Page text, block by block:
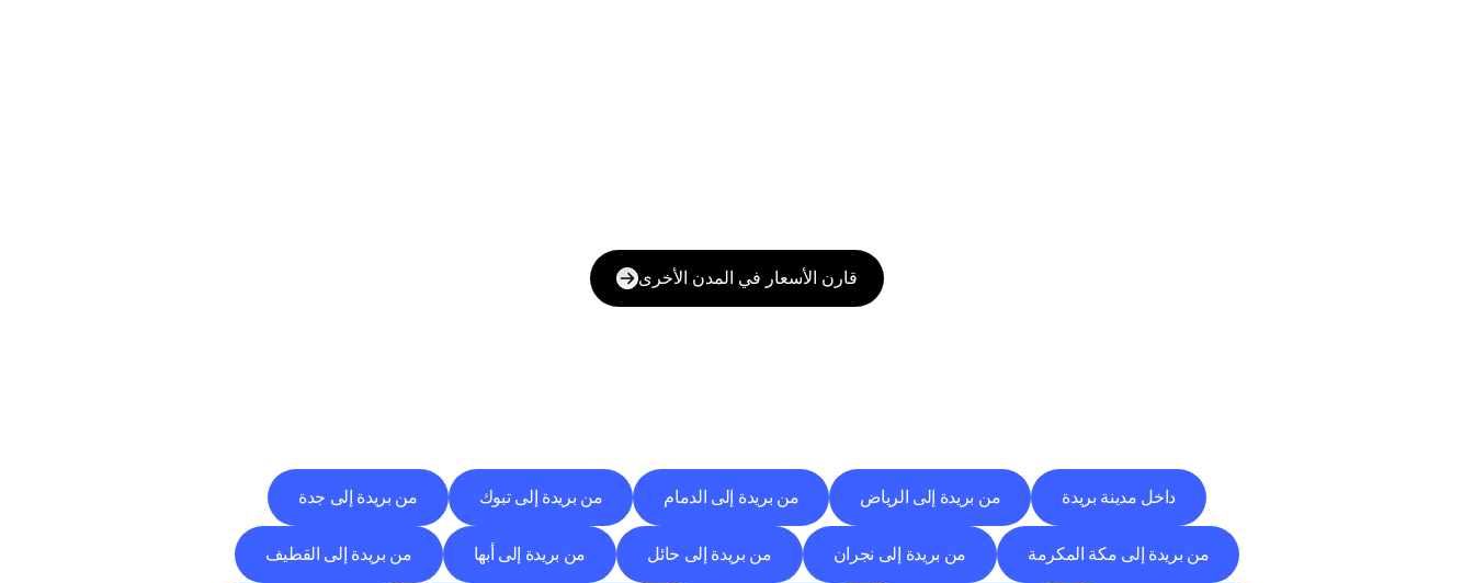
قارن الأسعار في المدن الأخرى
داخل مدينة بريدة من بريدة إلى الرياض من بريدة إلى الدمام من بريدة إلى تبوك من بريدة إلى جدة
من بريدة إلى مكة المكرمة من بريدة إلى نجران من بريدة إلى حائل من بريدة إلى أبها من بريدة إلى القطيف